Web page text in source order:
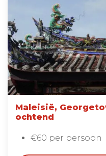
Maleisië,
ochtend
€60 per persoon